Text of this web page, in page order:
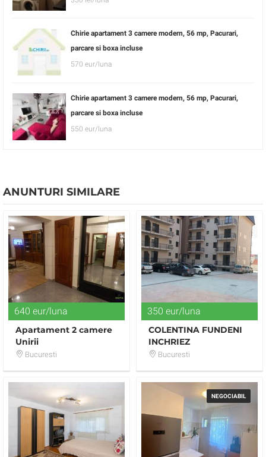
Chirie apartament 3 camere modern, 56 mp, Pacurari,
parcare si boxa incluse
570 eur/luna
Chirie apartament 3 camere modern, 56 mp, Pacurari,
parcare si boxa incluse
550 eur/luna
ANUNTURI SIMILARE
640 eur/luna
Apartament 2 camere
Unirii
Bucuresti
350 eur/luna
COLENTINA FUNDENI
INCHRIEZ
GARSONIERA
Bucuresti
NEGOCIABIL